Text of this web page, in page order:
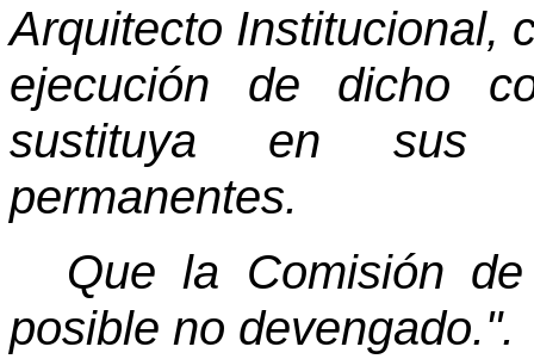
Arquitecto Institucional,
ejecución de dicho
sustituya en sus
permanentes.
Que la Comisión
posible no devengado.".